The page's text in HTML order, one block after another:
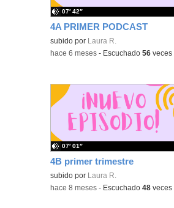
4A PRIMER PODCAST
subido por Laura R.
07′ 42″
-hace 6 meses - Escuchado56 veces
4B primer trimestre
subido por Laura R.
07′ 01″
-hace 8 meses - Escuchado48 veces